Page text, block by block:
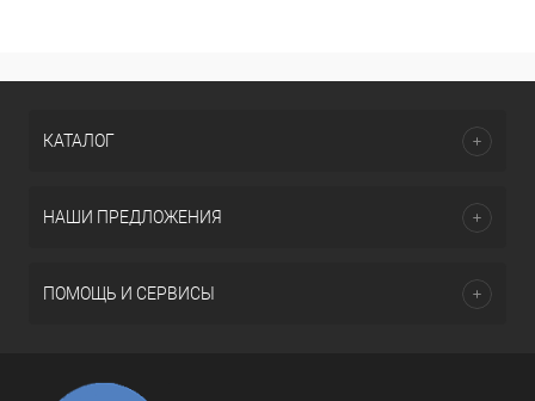
КАТАЛОГ
НАШИ ПРЕДЛОЖЕНИЯ
ПОМОЩЬ И СЕРВИСЫ